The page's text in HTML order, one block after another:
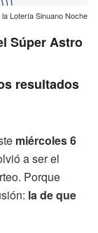
Lotería Sinuano Noche
Súper Astro
resultados
miércoles 6
a ser el
Porque
la de que